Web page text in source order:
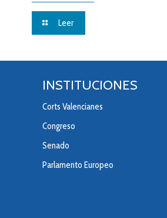
Leer
INSTITUCIONES
Corts Valencianes
Congreso
Senado
Parlamento Europeo